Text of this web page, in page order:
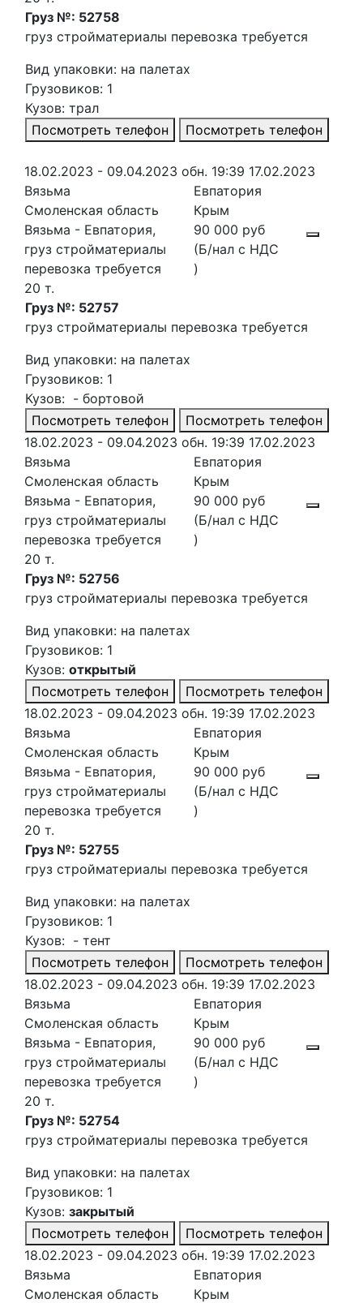
Груз №: 52758
груз стройматериалы перевозка требуется
Вид упаковки: на палетах
Грузовиков: 1
Кузов: трал
Посмотреть телефон
Посмотреть телефон
18.02.2023 - 09.04.2023 обн. 19:39 17.02.2023
Вязьма
Смоленская область
Евпатория
Крым
Вязьма - Евпатория,
груз стройматериалы
перевозка требуется
20 т.
90 000 руб
(Б/нал с НДС
)
Груз №: 52757
груз стройматериалы перевозка требуется
Вид упаковки: на палетах
Грузовиков: 1
Кузов: - бортовой
Посмотреть телефон
Посмотреть телефон
18.02.2023 - 09.04.2023 обн. 19:39 17.02.2023
Вязьма
Смоленская область
Евпатория
Крым
Вязьма - Евпатория,
груз стройматериалы
перевозка требуется
20 т.
90 000 руб
(Б/нал с НДС
)
Груз №: 52756
груз стройматериалы перевозка требуется
Вид упаковки: на палетах
Грузовиков: 1
Кузов: открытый
Посмотреть телефон
Посмотреть телефон
18.02.2023 - 09.04.2023 обн. 19:39 17.02.2023
Вязьма
Смоленская область
Евпатория
Крым
Вязьма - Евпатория,
груз стройматериалы
перевозка требуется
20 т.
90 000 руб
(Б/нал с НДС
)
Груз №: 52755
груз стройматериалы перевозка требуется
Вид упаковки: на палетах
Грузовиков: 1
Кузов: - тент
Посмотреть телефон
Посмотреть телефон
18.02.2023 - 09.04.2023 обн. 19:39 17.02.2023
Вязьма
Смоленская область
Евпатория
Крым
Вязьма - Евпатория,
груз стройматериалы
перевозка требуется
20 т.
90 000 руб
(Б/нал с НДС
)
Груз №: 52754
груз стройматериалы перевозка требуется
Вид упаковки: на палетах
Грузовиков: 1
Кузов: закрытый
Посмотреть телефон
Посмотреть телефон
18.02.2023 - 09.04.2023 обн. 19:39 17.02.2023
Вязьма
Смоленская область
Евпатория
Крым